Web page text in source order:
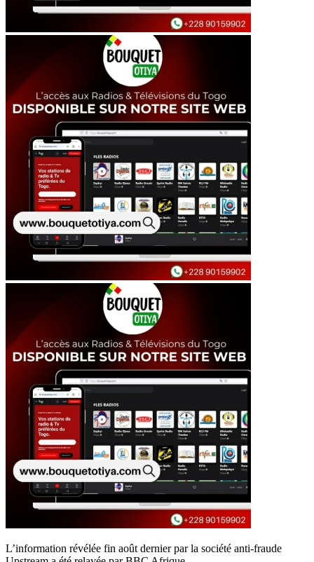
L’information révélée fin août dernier par la société anti-fraude